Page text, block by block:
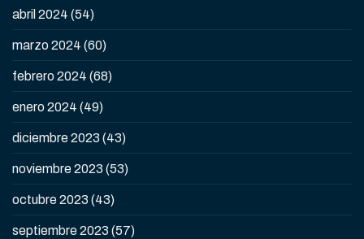
abril 2024 (54)
marzo 2024 (60)
febrero 2024 (68)
enero 2024 (49)
diciembre 2023 (43)
noviembre 2023 (53)
octubre 2023 (43)
septiembre 2023 (57)